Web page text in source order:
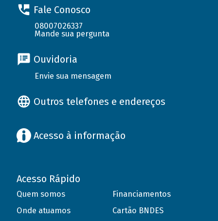
Fale Conosco
08007026337
Mande sua pergunta
Ouvidoria
Envie sua mensagem
Outros telefones e endereços
Acesso à informação
Acesso Rápido
Quem somos
Onde atuamos
Financiamentos
Cartão BNDES